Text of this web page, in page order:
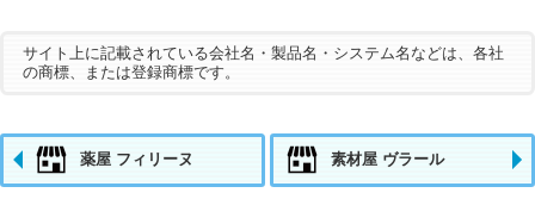
サイト上に記載されている会社名・製品名・システム名などは、各社
の商標、または登録商標です。
薬屋 フィリーヌ 素材屋 ヴラール